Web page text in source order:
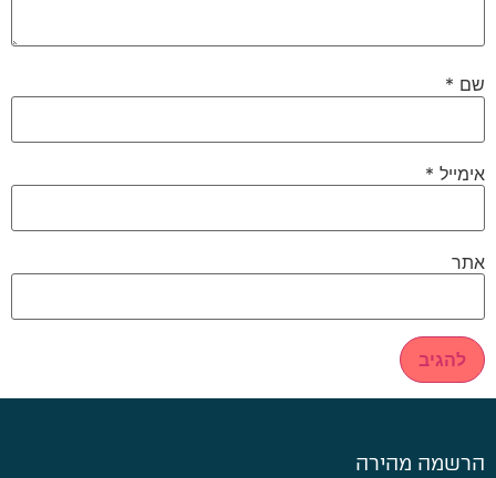
שם *
אימייל *
אתר
הרשמה מהירה